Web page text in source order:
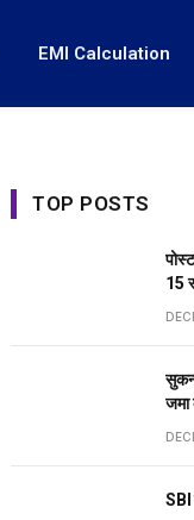
EMI Calculation
TOP POSTS
15
जमा
SBI